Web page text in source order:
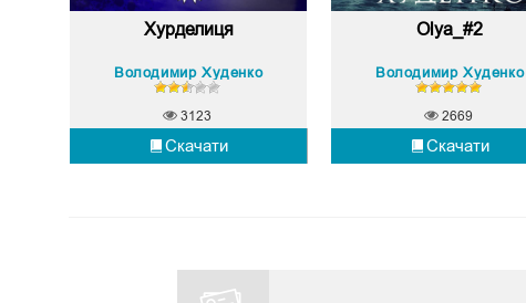
Хурделиця
Володимир Худенко
Скачати
3123
Olya_#2
Володимир Худенко
Скачати
2669